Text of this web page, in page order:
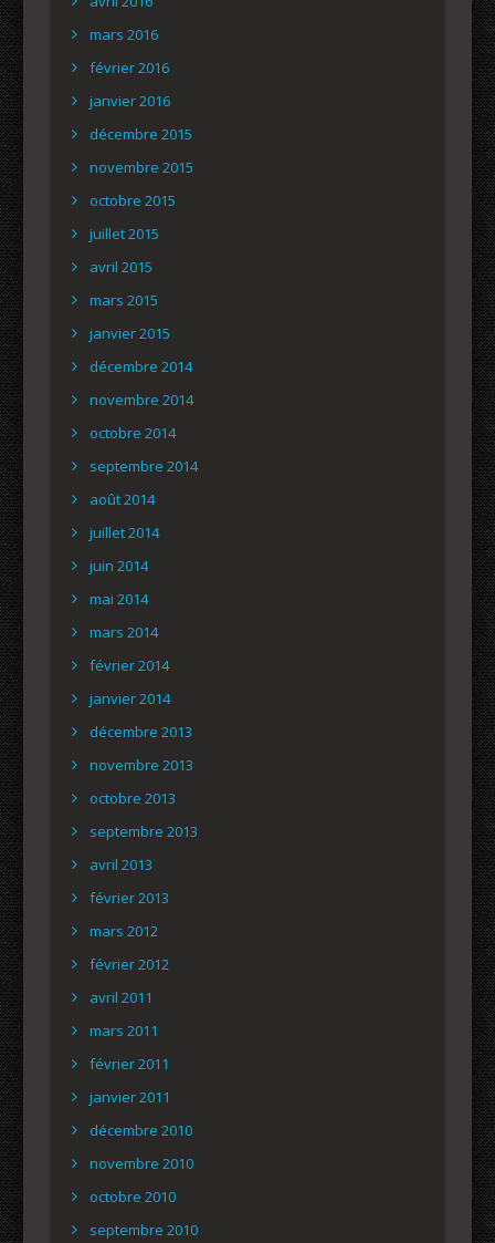
mars 2016
février 2016
janvier 2016
décembre 2015
novembre 2015
octobre 2015
juillet 2015
avril 2015
mars 2015
janvier 2015
décembre 2014
novembre 2014
octobre 2014
septembre 2014
août 2014
juillet 2014
juin 2014
mai 2014
mars 2014
février 2014
janvier 2014
décembre 2013
novembre 2013
octobre 2013
septembre 2013
avril 2013
février 2013
mars 2012
février 2012
avril 2011
mars 2011
février 2011
janvier 2011
décembre 2010
novembre 2010
octobre 2010
septembre 2010